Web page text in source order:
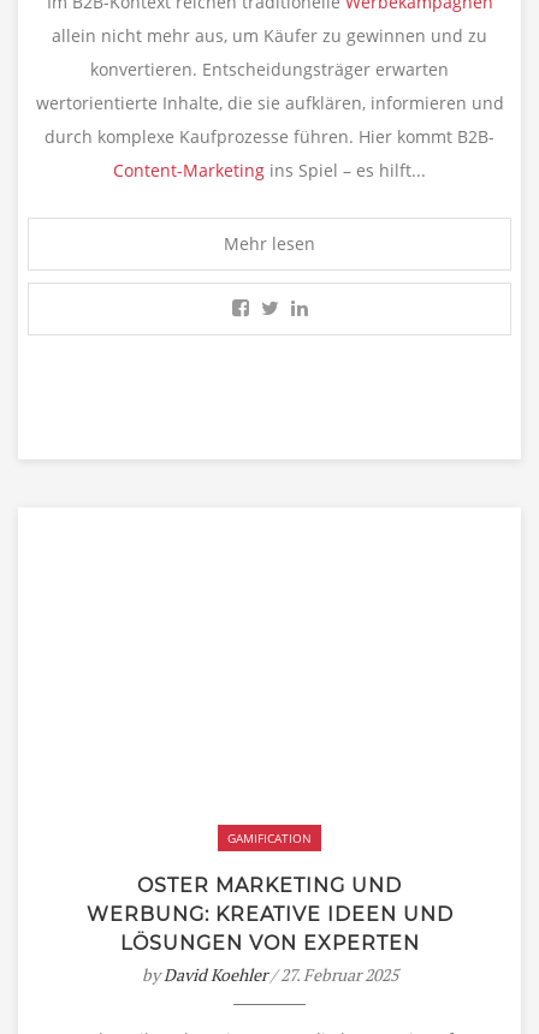
allein nicht mehr aus, um Käufer zu gewinnen und zu
konvertieren. Entscheidungsträger erwarten
wertorientierte Inhalte, die sie aufklären, informieren und
durch komplexe Kaufprozesse führen. Hier kommt B2B-
Content-Marketing ins Spiel – es hilft...
Mehr lesen
GAMIFICATION
OSTER MARKETING UND
WERBUNG: KREATIVE IDEEN UND
LÖSUNGEN VON EXPERTEN
byDavid Koehler/ 27. Februar 2025